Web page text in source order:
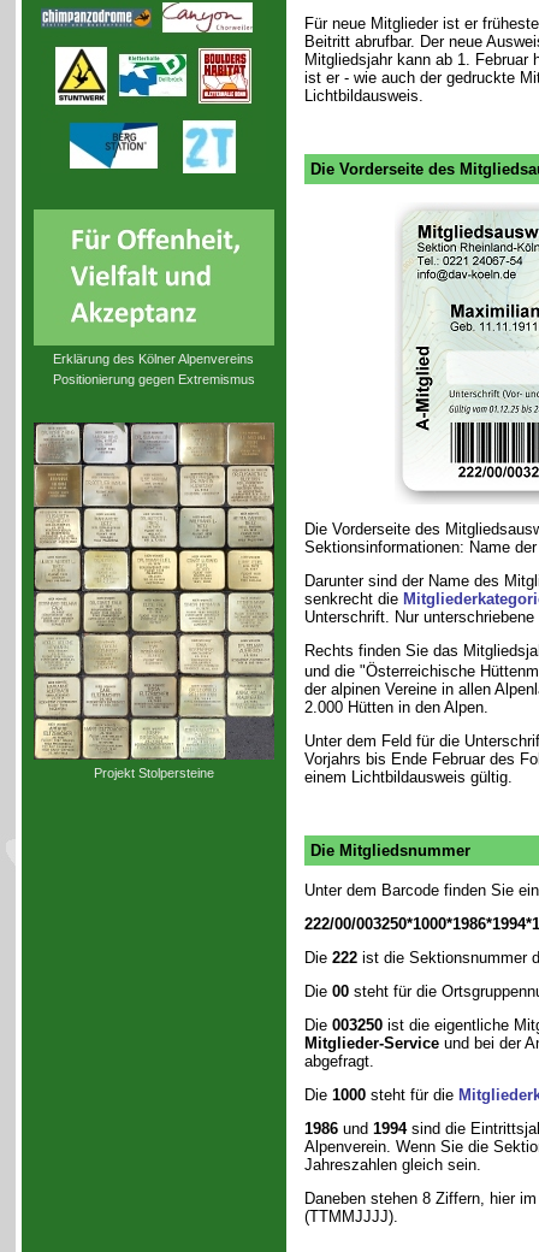
Erklärung des Kölner Alpenvereins
Positionierung gegen Extremismus
Projekt Stolpersteine
Für neue Mitglieder ist er
Beitritt abrufbar. Der neue
Mitgliedsjahr kann ab 1. Februar
ist er - wie auch der gedruckte
Lichtbildausweis.
Die Vorderseite des
Die Vorderseite des
Sektionsinformationen: Name
Darunter sind der Name des
senkrecht die
Unterschrift. Nur
Rechts finden Sie das
und die "Österreichische
der alpinen Vereine in allen
2.000 Hütten in den Alpen.
Unter dem Feld für die
Vorjahrs bis Ende Februar des
einem Lichtbildausweis gültig.
Die Mitgliedsnummer
Unter dem Barcode finden Sie
222/00/003250*1000*1986*1994*
Die 222ist die Sektionsnummer
Die 00steht für die
Die 003250ist die eigentliche
Mitglieder-Serviceund bei der
abgefragt.
Die 1000steht für die
1986und 1994sind die
Alpenverein. Wenn Sie die
Jahreszahlen gleich sein.
Daneben stehen 8 Ziffern, hier
(TTMMJJJJ).